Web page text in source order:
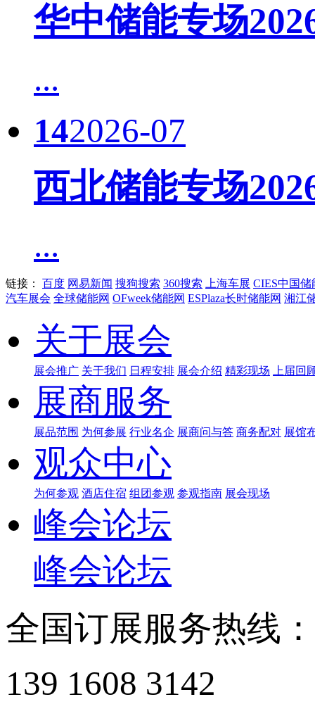
华中储能专场
...
142026-07
西北储能专场
...
链接： 百度 网易新闻 搜狗搜索 360搜索 上海车展 CIES中国储
汽车展会 全球储能网 OFweek储能网 ESPlaza长时储能网 湘江
关于展会
展会推广 关于我们 日程安排 展会介绍 精彩现场 上届回
展商服务
展品范围 为何参展 行业名企 展商问与答 商务配对 展馆
观众中心
为何参观 酒店住宿 组团参观 参观指南 展会现场
峰会论坛
峰会论坛
全国订展服务热线：
139 1608 3142